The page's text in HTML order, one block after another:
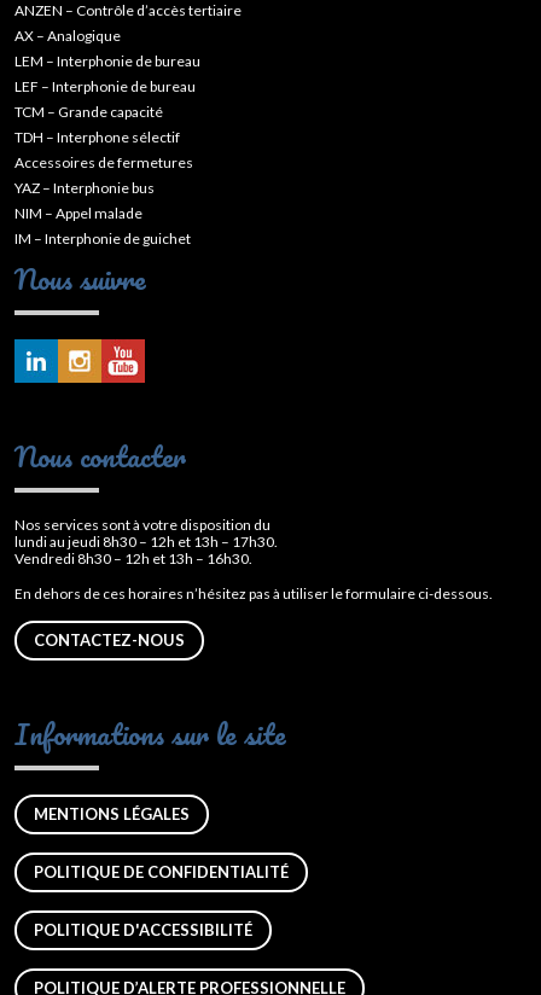
ANZEN – Contrôle d’accès tertiaire
AX – Analogique
LEM – Interphonie de bureau
LEF – Interphonie de bureau
TCM – Grande capacité
TDH – Interphone sélectif
Accessoires de fermetures
YAZ – Interphonie bus
NIM – Appel malade
IM – Interphonie de guichet
Nous suivre
Nous contacter
Nos services sont à votre disposition du
lundi au jeudi 8h30 – 12h et 13h – 17h30.
Vendredi 8h30 – 12h et 13h – 16h30.
En dehors de ces horaires n’hésitez pas à utiliser le formulaire ci-dessous.
CONTACTEZ-NOUS
Informations sur le site
MENTIONS LÉGALES
POLITIQUE DE CONFIDENTIALITÉ
POLITIQUE D'ACCESSIBILITÉ
POLITIQUE D’ALERTE PROFESSIONNELLE